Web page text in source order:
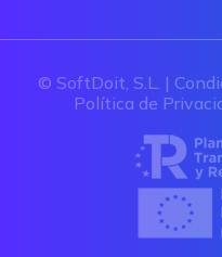
© SoftDoit, S.L. |
Política de